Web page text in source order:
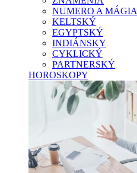
NUMERO A MÁGIA
KELTSKÝ
EGYPTSKÝ
INDIÁNSKY
CYKLICKÝ
PARTNERSKÝ
HOROSKOPY